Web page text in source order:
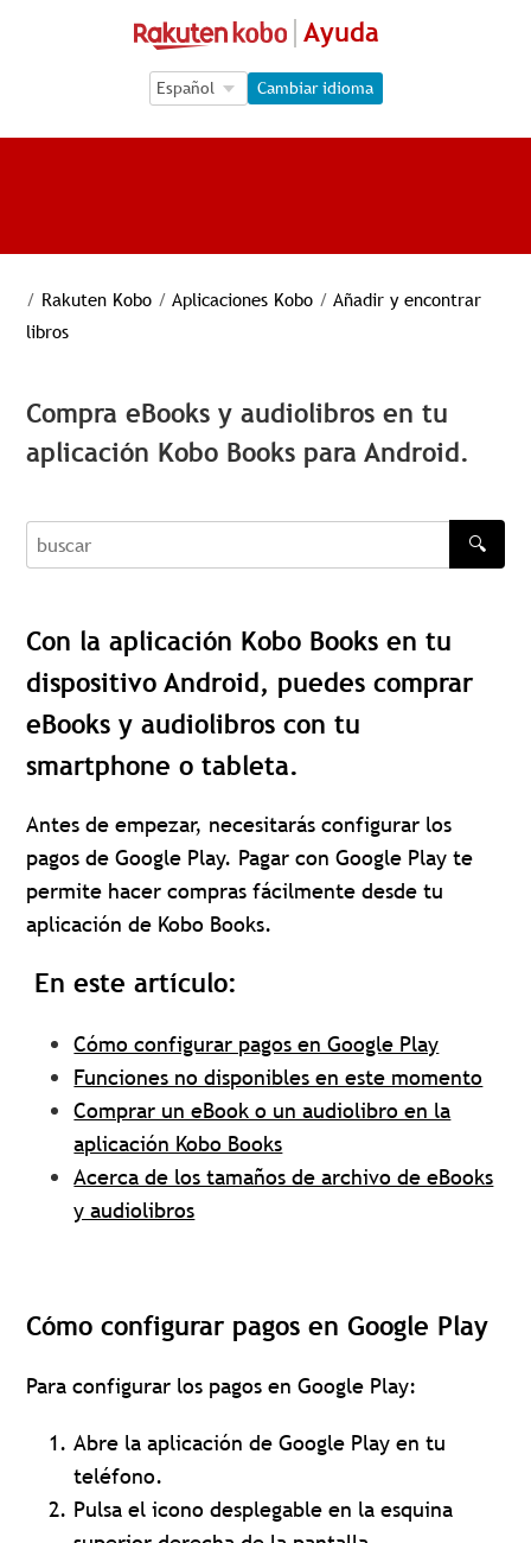
Ayuda
Language Selection
Language Selection
Cambiar idioma
/ Rakuten Kobo / Aplicaciones Kobo / Añadir y encontrar
libros
Compra eBooks y audiolibros en tu
aplicación Kobo Books para Android.
buscar
🔍
Con la aplicación Kobo Books en tu
dispositivo Android, puedes comprar
eBooks y audiolibros con tu
smartphone o tableta.
Antes de empezar, necesitarás configurar los
pagos de Google Play. Pagar con Google Play te
permite hacer compras fácilmente desde tu
aplicación de Kobo Books.
En este artículo:
Cómo configurar pagos en Google Play
Funciones no disponibles en este momento
Comprar un eBook o un audiolibro en la
aplicación Kobo Books
Acerca de los tamaños de archivo de eBooks
y audiolibros
Cómo configurar pagos en Google Play
Para configurar los pagos en Google Play:
Abre la aplicación de Google Play en tu
teléfono.
Pulsa el icono desplegable en la esquina